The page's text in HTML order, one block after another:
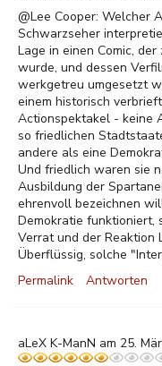
@Lee Cooper: Welcher
Schwarzseher
Lage in einen Comic,
wurde, und dessen
werkgetreu umgesetzt
einem historisch
Actionspektakel - keine
so friedlichen
andere als eine
Und friedlich waren sie
Ausbildung der
ehrenvoll bezeichnen
Demokratie funktioniert,
Verrat und der Reaktion
Überflüssig, solche
Permalink
Antworten
aLeX K-ManN am 25.